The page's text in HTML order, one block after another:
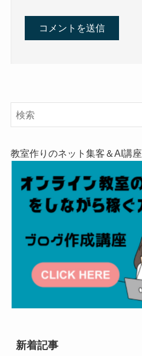
教室作りのネット集客＆AI講座
新着記事